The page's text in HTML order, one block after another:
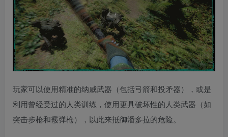
玩家可以使用精准的纳威武器（包括弓箭和投矛器），或是
利用曾经受过的人类训练，使用更具破坏性的人类武器（如
突击步枪和霰弹枪），以此来抵御潘多拉的危险。